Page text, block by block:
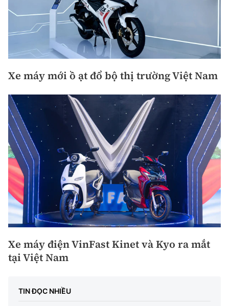
Xe máy mới ồ ạt đổ bộ thị trường Việt Nam
Xe máy điện VinFast Kinet và Kyo ra mắt
tại Việt Nam
TIN ĐỌC NHIỀU